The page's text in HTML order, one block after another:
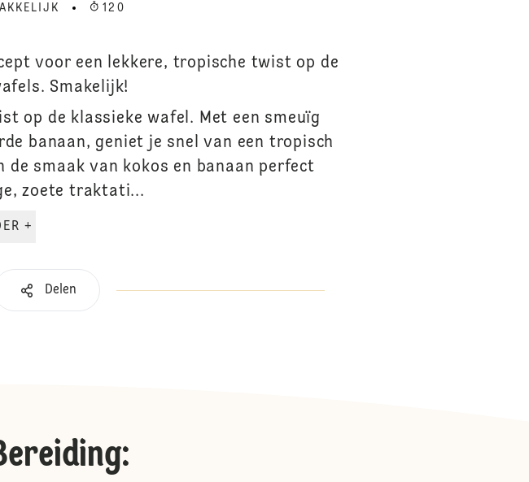
120
voor een lekkere, tropische twist op de
Smakelijk!
op de klassieke wafel. Met een smeuïg
banaan, geniet je snel van een tropisch
smaak van kokos en banaan perfect
zoete traktati...
LEES VERDER +
Delen
: